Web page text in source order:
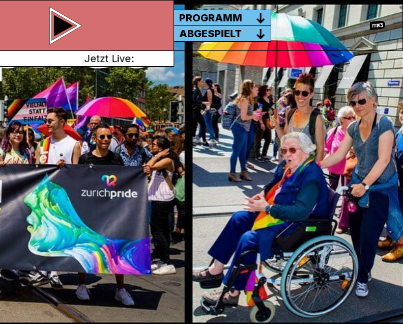
Jetzt Live:
PROGRAMM
ABGESPIELT
wie
und die
Mani
hilft bei
an